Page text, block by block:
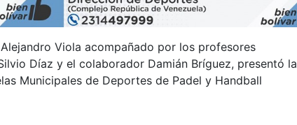
Viola acompañado por los profesores
Díaz y el colaborador Damián Bríguez, presentó la
Municipales de Deportes de Padel y Handball